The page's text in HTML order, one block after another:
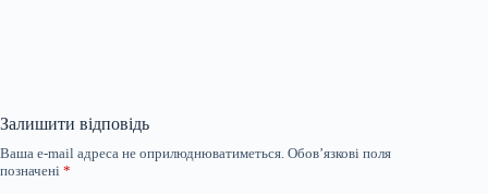
Залишити відповідь
Ваша e-mail адреса не оприлюднюватиметься. Обов’язкові поля
позначені *